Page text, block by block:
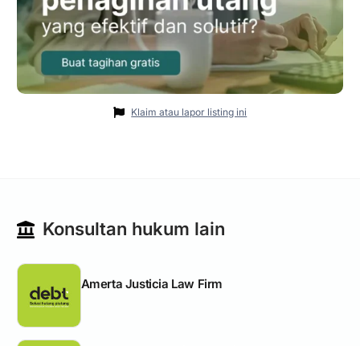
Klaim atau lapor listing ini
Konsultan hukum lain
Amerta Justicia Law Firm